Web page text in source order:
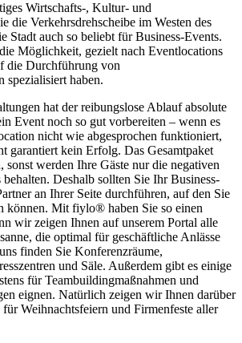
Wirtschafts-, Kultur- und
die Verkehrsdrehscheibe im Westen des
Stadt auch so beliebt für Business-Events.
Möglichkeit, gezielt nach Eventlocations
die Durchführung von
spezialisiert haben.
hat der reibungslose Ablauf absolute
Event noch so gut vorbereiten – wenn es
nicht wie abgesprochen funktioniert,
garantiert kein Erfolg. Das Gesamtpaket
sonst werden Ihre Gäste nur die negativen
Deshalb sollten Sie Ihr Business-
an Ihrer Seite durchführen, auf den Sie
können. Mit fiylo® haben Sie so einen
wir zeigen Ihnen auf unserem Portal alle
die optimal für geschäftliche Anlässe
finden Sie Konferenzräume,
und Säle. Außerdem gibt es einige
für Teambuildingmaßnahmen und
eignen. Natürlich zeigen wir Ihnen darüber
Weihnachtsfeiern und Firmenfeste aller